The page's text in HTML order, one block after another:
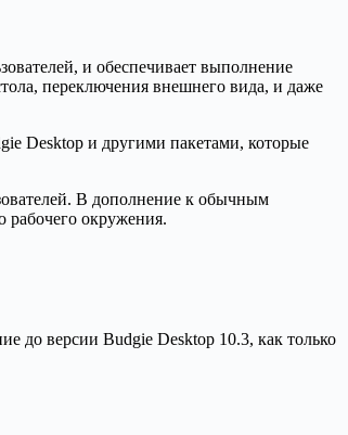
и обеспечивает выполнение
переключения внешнего вида, и даже
Desktop и другими пакетами, которые
В дополнение к обычным
рабочего окружения.
до версии Budgie Desktop 10.3, как только